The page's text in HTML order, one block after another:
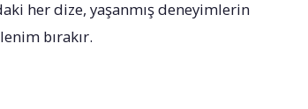
her dize, yaşanmış deneyimlerin
bırakır.